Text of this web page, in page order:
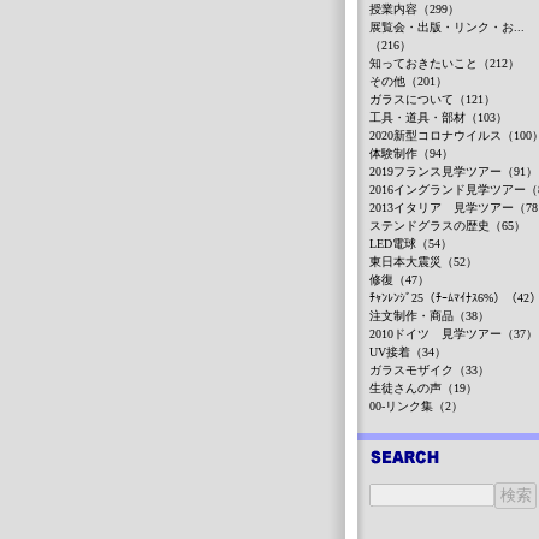
授業内容（299）
展覧会・出版・リンク・お...
（216）
知っておきたいこと（212）
その他（201）
ガラスについて（121）
工具・道具・部材（103）
2020新型コロナウイルス（100）
体験制作（94）
2019フランス見学ツアー（91）
2016イングランド見学ツアー（
2013イタリア 見学ツアー（78
ステンドグラスの歴史（65）
LED電球（54）
東日本大震災（52）
修復（47）
ﾁｬﾝﾚﾝｼﾞ25（ﾁｰﾑﾏｲﾅｽ6%）（42）
注文制作・商品（38）
2010ドイツ 見学ツアー（37）
UV接着（34）
ガラスモザイク（33）
生徒さんの声（19）
00-リンク集（2）